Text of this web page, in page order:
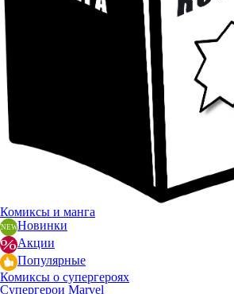
Комиксы и манга
Новинки
Акции
Популярные
Комиксы о супергероях
Супергерои Marvel